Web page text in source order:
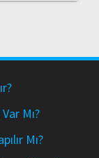
Mı?
Mı?